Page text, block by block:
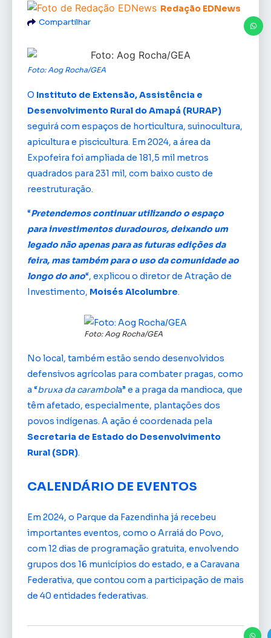
Redação EDNews
Compartilhar
Foto: Aog Rocha/GEA
O Instituto de Extensão, Assistência e
Desenvolvimento Rural do Amapá (RURAP)
seguirá com espaços de horticultura, suinocultura,
apicultura e piscicultura. Em 2024, a área da
Expofeira foi ampliada de 181,5 mil metros
quadrados para 231 mil, com baixo custo de
reestruturação.
“Pretendemos continuar utilizando o espaço
para investimentos duradouros, deixando um
legado não apenas para as futuras edições da
feira, mas também para o uso da comunidade ao
longo do ano“, explicou o diretor de Atração de
Investimento, Moisés Alcolumbre.
Foto: Aog Rocha/GEA
No local, também estão sendo desenvolvidos
defensivos agrícolas para combater pragas, como
a “bruxa da carambola” e a praga da mandioca, que
têm afetado, especialmente, plantações dos
povos indígenas. A ação é coordenada pela
Secretaria de Estado do Desenvolvimento
Rural (SDR).
CALENDÁRIO DE EVENTOS
Em 2024, o Parque da Fazendinha já recebeu
importantes eventos, como o Arraiá do Povo,
com 12 dias de programação gratuita, envolvendo
grupos dos 16 municípios do estado, e a Caravana
Federativa, que contou com a participação de mais
de 40 entidades federativas.